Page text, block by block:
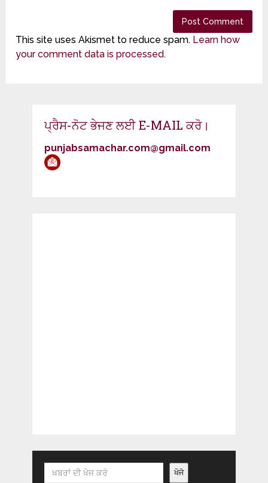
This site uses Akismet to reduce spam. Learn how
your comment data is processed.
ਪ੍ਰੈਸ-ਨੋਟ ਭੇਜਣ ਲਈ E-MAIL ਕਰੋ।
punjabsamachar.com@gmail.com
Search ਖੋਜੋ